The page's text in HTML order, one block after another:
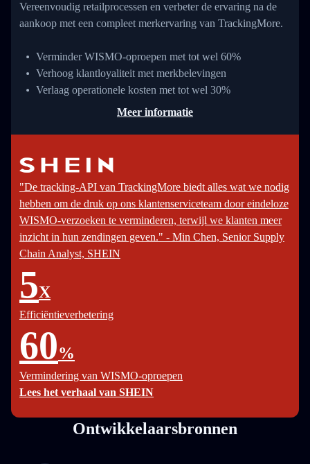
Vereenvoudig retailprocessen en verbeter de ervaring na de
aankoop met een compleet merkervaring van TrackingMore.
Verminder WISMO-oproepen met tot wel 60%
Verhoog klantloyaliteit met merkbelevingen
Verlaag operationele kosten met tot wel 30%
Meer informatie
"De tracking-API van TrackingMore biedt alles wat we nodig
hebben om de druk op ons klantenserviceteam door eindeloze
WISMO-verzoeken te verminderen, terwijl we klanten meer
inzicht in hun zendingen geven." - Min Chen, Senior Supply
Chain Analyst, SHEIN
5X
Efficiëntieverbetering
60%
Vermindering van WISMO-oproepen
Lees het verhaal van SHEIN
Ontwikkelaarsbronnen